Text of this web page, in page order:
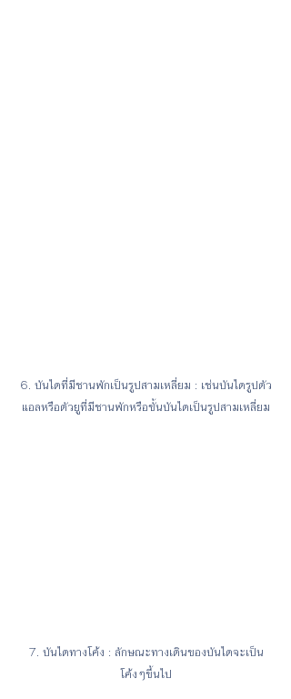
6. บันไดที่มีชานพักเป็นรูปสามเหลี่ยม : เช่นบันไดรูปตัว
แอลหรือตัวยูที่มีชานพักหรือขั้นบันไดเป็นรูปสามเหลี่ยม
7. บันไดทางโค้ง : ลักษณะทางเดินของบันไดจะเป็น
โค้งๆขึ้นไป